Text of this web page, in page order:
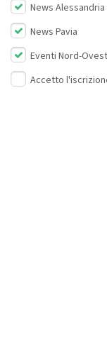
News Alessandria
News Pavia
Eventi Nord-Ovest
Accetto